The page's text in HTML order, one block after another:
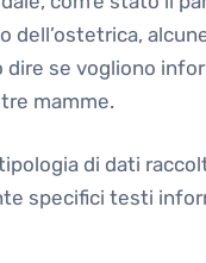
dell’ostetrica,
se vogliono
mamme.
di dati
specifici testi